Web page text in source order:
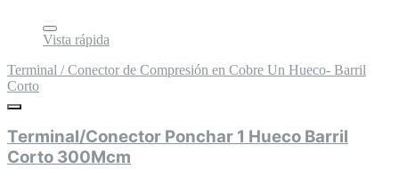
Vista rápida
Terminal / Conector de Compresión en Cobre Un Hueco- Barril
Corto
Terminal/Conector Ponchar 1 Hueco Barril
Corto 300Mcm